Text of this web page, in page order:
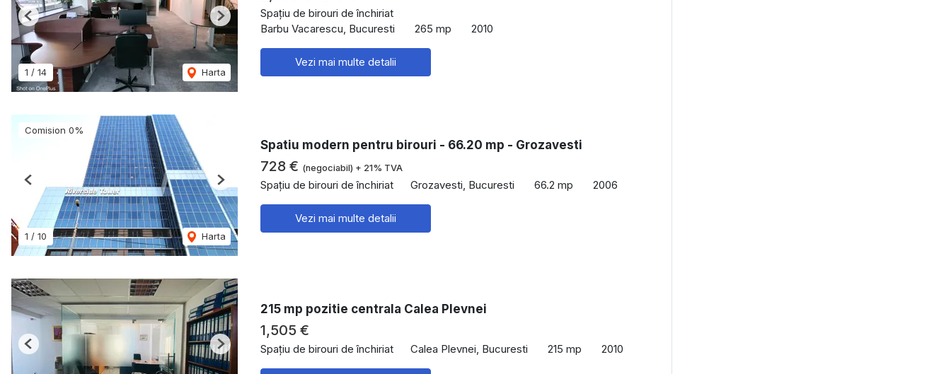
1 / 14 Harta
Previous Next
Spațiu de birouri de închiriat
Barbu Vacarescu, Bucuresti
265 mp 2010
Vezi mai multe detalii
Comision 0%
1 / 10 Harta
Previous Next
Spatiu modern pentru birouri - 66.20 mp - Grozavesti
728 € (negociabil) + 21% TVA
Spațiu de birouri de închiriat Grozavesti, Bucuresti 66.2 mp 2006
Vezi mai multe detalii
Previous Next
215 mp pozitie centrala Calea Plevnei
1,505 €
Spațiu de birouri de închiriat Calea Plevnei, Bucuresti 215 mp 2010